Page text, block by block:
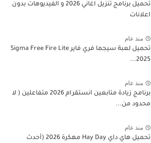
تحميل برنامج تنزيل اغاني 2026 و الفيديوهات بدون
اعلانات
منذ عام
تحميل لعبة سيجما فري فاير Sigma Free Fire Lite
2025...
منذ عام
برنامج زيادة متابعين انستقرام 2026 متفاعلين ( لا
محدود من...
منذ عام
تحميل هاي داي Hay Day مهكرة 2026 (أحدث